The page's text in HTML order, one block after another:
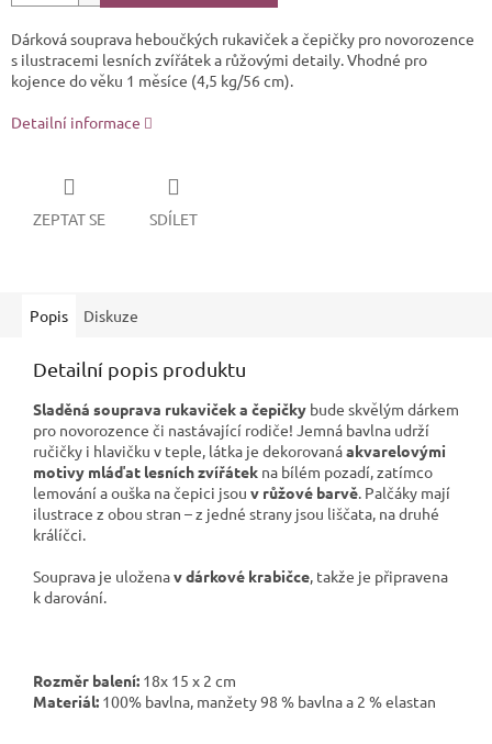
Dárková souprava heboučkých rukaviček a čepičky pro novorozence
s ilustracemi lesních zvířátek a růžovými detaily. Vhodné pro
kojence do věku 1 měsíce (4,5 kg/56 cm).
Detailní informace
ZEPTAT SE SDÍLET
Popis Diskuze
Detailní popis produktu
Sladěná souprava rukaviček a čepičky bude skvělým dárkem
pro novorozence či nastávající rodiče! Jemná bavlna udrží
ručičky i hlavičku v teple, látka je dekorovanáakvarelovými
motivy mláďat lesních zvířátek na bílém pozadí, zatímco
lemování a ouška na čepici jsou v růžové barvě. Palčáky mají
ilustrace z obou stran – z jedné strany jsou liščata, na druhé
králíčci.
Souprava je uloženav dárkové krabičce, takže je připravena
k darování.
Rozměr balení: 18x 15 x 2 cm
Materiál: 100% bavlna, manžety 98 % bavlna a 2 % elastan